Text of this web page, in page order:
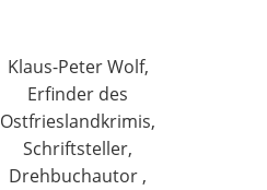
Klaus-Peter Wolf,
Erfinder des
Ostfrieslandkrimis,
Schriftsteller,
Drehbuchautor ,